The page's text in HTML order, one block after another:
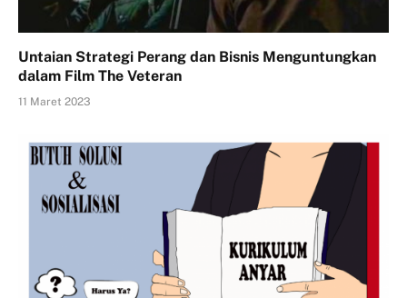
Untaian Strategi Perang dan Bisnis Menguntungkan
dalam Film The Veteran
11 Maret 2023